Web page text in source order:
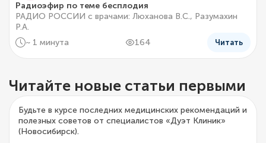
Радиоэфир по теме бесплодия
РАДИО РОССИИ с врачами: Люханова В.С., Разумахин
Р.А.
~ 1 минута
164 Читать
Читайте новые статьи первыми
Будьте в курсе последних медицинских рекомендаций и
полезных советов от специалистов «Дуэт Клиник»
(Новосибирск).